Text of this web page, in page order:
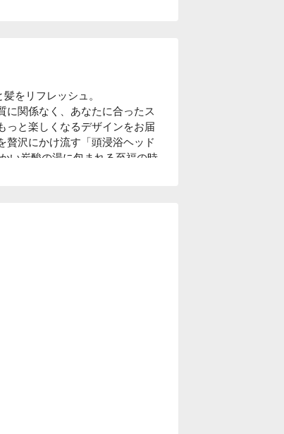
をリフレッシュ。
に関係なく、あなたに合ったス
っと楽しくなるデザインをお届
贅沢にかけ流す「頭浸浴ヘッド
い炭酸の湯に包まれる至福の時